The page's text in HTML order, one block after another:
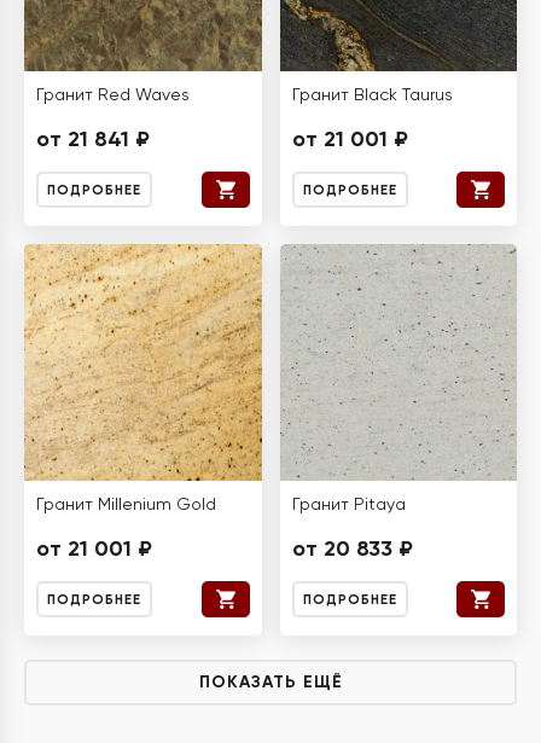
Гранит Red Waves
от 21 841 ₽
ПОДРОБНЕЕ
Гранит Black Taurus
от 21 001 ₽
ПОДРОБНЕЕ
Гранит Millenium Gold
от 21 001 ₽
ПОДРОБНЕЕ
Гранит Pitaya
от 20 833 ₽
ПОДРОБНЕЕ
ПОКАЗАТЬ ЕЩЁ